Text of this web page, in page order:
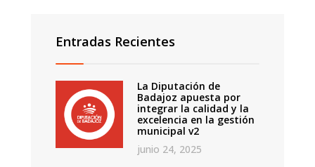
Entradas Recientes
La Diputación de
Badajoz apuesta por
integrar la calidad y la
excelencia en la gestión
municipal v2
junio 24, 2025